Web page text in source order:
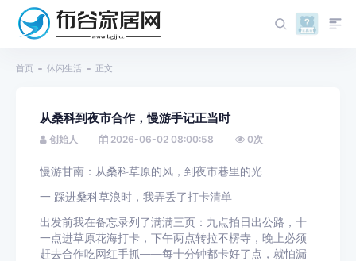
首页 休闲生活 正文
从桑科到夜市合作，慢游手记正当时
创始人 2026-06-02 08:00:58 0次
慢游甘南：从桑科草原的风，到夜市巷里的光
一 踩进桑科草浪时，我弄丢了打卡清单
出发前我在备忘录列了满满三页：九点拍日出公路，十
一点进草原花海打卡，下午两点转拉不楞寺，晚上必须
赶去合作吃网红手抓——每十分钟都卡好了点，就怕漏